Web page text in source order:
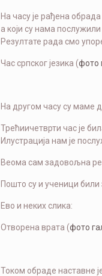
На часу је рађена
а који су нама
Резултате рада смо
Час српског језика (фото
На другом часу су маме
Трећиичетврти час је
Илустрација нам је
Веома сам задовољна
Пошто су и ученици
Ево и неких слика:
Отворена врата (фото
Током обраде наставне